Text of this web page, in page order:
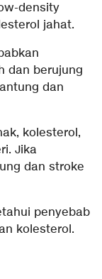
density
jahat.
dan berujung
dan
kolesterol,
Jika
dan stroke
penyebab
kolesterol.